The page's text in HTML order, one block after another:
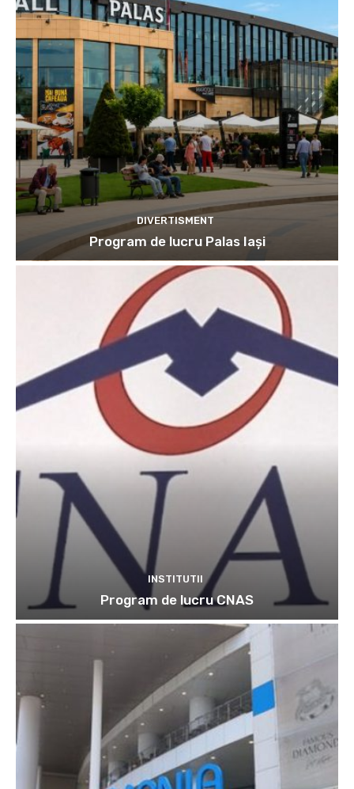
DIVERTISMENT
Program de lucru Palas Iași
INSTITUTII
Program de lucru CNAS